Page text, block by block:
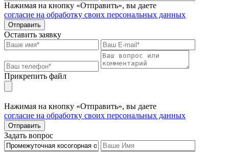
Нажимая на кнопку «Отправить», вы даете
согласие на обработку своих персональных данных
Отправить
Оставить заявку
Прикрепить файл
Нажимая на кнопку «Отправить», вы даете
согласие на обработку своих персональных данных
Отправить
Задать вопрос